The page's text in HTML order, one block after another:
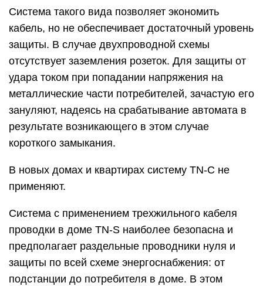
Система такого вида позволяет экономить
кабель, но не обеспечивает достаточный уровень
защиты. В случае двухпроводной схемы
отсутствует заземления розеток. Для защиты от
удара током при попадании напряжения на
металлические части потребителей, зачастую его
зануляют, надеясь на срабатывание автомата в
результате возникающего в этом случае
короткого замыкания.
В новых домах и квартирах систему TN-C не
применяют.
Система с применением трехжильного кабеля
проводки в доме TN-S наиболее безопасна и
предполагает раздельные проводники нуля и
защиты по всей схеме энергоснабжения: от
подстанции до потребителя в доме. В этом